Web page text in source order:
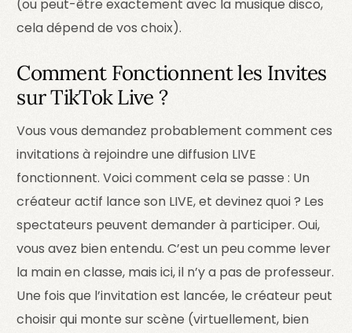
(ou peut-être exactement avec la musique disco,
cela dépend de vos choix).
Comment Fonctionnent les Invites
sur TikTok Live ?
Vous vous demandez probablement comment ces
invitations à rejoindre une diffusion LIVE
fonctionnent. Voici comment cela se passe : Un
créateur actif lance son LIVE, et devinez quoi ? Les
spectateurs peuvent demander à participer. Oui,
vous avez bien entendu. C’est un peu comme lever
la main en classe, mais ici, il n’y a pas de professeur.
Une fois que l’invitation est lancée, le créateur peut
choisir qui monte sur scène (virtuellement, bien